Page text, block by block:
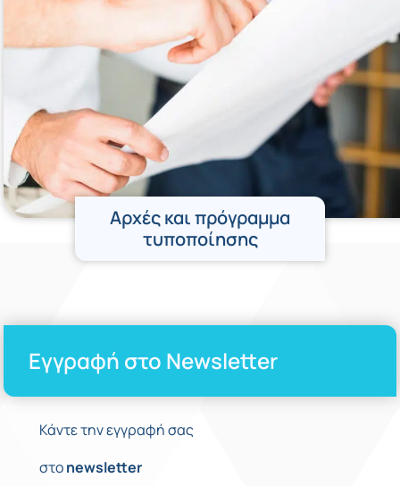
Αρχές και πρόγραμμα
τυποποίησης
Εγγραφή στο Newsletter
Κάντε την εγγραφή σας
στοnewsletter